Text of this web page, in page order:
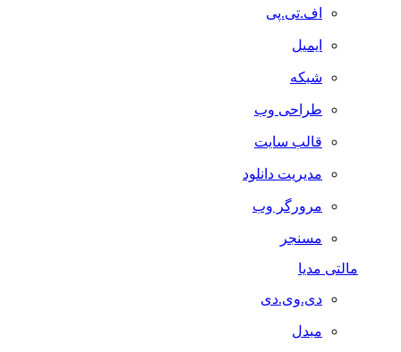
اف.تی.پی
ایمیل
شبکه
طراحی وب
قالب سایت
مدیریت دانلود
مرورگر وب
مسنجر
مالتی مدیا
دی.وی.دی
مبدل